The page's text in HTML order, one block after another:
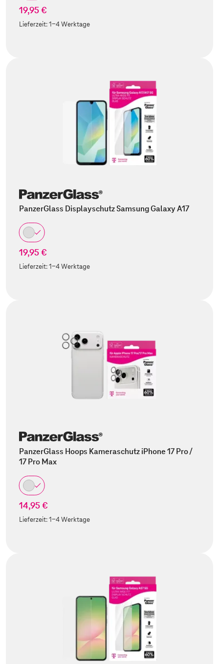
19,95 €
Lieferzeit:1-4 Werktage
PanzerGlass Displayschutz Samsung Galaxy A17
19,95 €
Lieferzeit:1-4 Werktage
PanzerGlass Hoops Kameraschutz iPhone 17 Pro /
17 Pro Max
14,95 €
Lieferzeit:1-4 Werktage